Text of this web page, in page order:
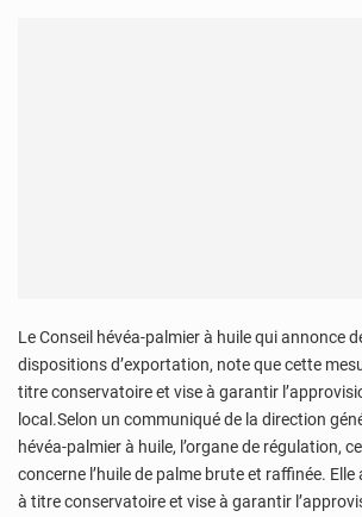
Le Conseil hévéa-palmier à huile qui annonce
dispositions d’exportation, note que cette
titre conservatoire et vise à garantir
local.Selon un communiqué de la direction
hévéa-palmier à huile, l’organe de régulation,
concerne l’huile de palme brute et raffinée. Elle
à titre conservatoire et vise à garantir